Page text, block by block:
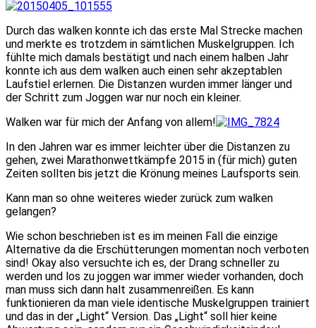
Durch das walken konnte ich das erste Mal Strecke machen
und merkte es trotzdem in sämtlichen Muskelgruppen. Ich
fühlte mich damals bestätigt und nach einem halben Jahr
konnte ich aus dem walken auch einen sehr akzeptablen
Laufstiel erlernen. Die Distanzen wurden immer länger und
der Schritt zum Joggen war nur noch ein kleiner.
Walken war für mich der Anfang von allem!
In den Jahren war es immer leichter über die Distanzen zu
gehen, zwei Marathonwettkämpfe 2015 in (für mich) guten
Zeiten sollten bis jetzt die Krönung meines Laufsports sein.
Kann man so ohne weiteres wieder zurück zum walken
gelangen?
Wie schon beschrieben ist es im meinen Fall die einzige
Alternative da die Erschütterungen momentan noch verboten
sind! Okay also versuchte ich es, der Drang schneller zu
werden und los zu joggen war immer wieder vorhanden, doch
man muss sich dann halt zusammenreißen. Es kann
funktionieren da man viele identische Muskelgruppen trainiert
und das in der „Light“ Version. Das „Light“ soll hier keine